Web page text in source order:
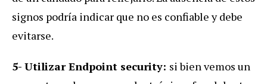
signos podría indicar que no es confiable y debe
evitarse.
5- Utilizar Endpoint security: si bien vemos un